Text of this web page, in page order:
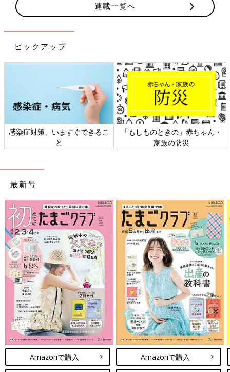
連載一覧へ
ピックアップ
感染症対策、いますぐできるこ
と
「もしものときの」赤ちゃん・
家族の防災
最新号
Amazonで購入 Amazonで購入